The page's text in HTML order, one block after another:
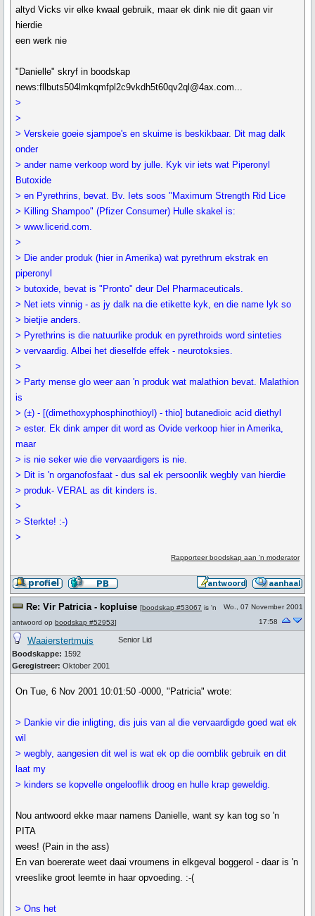
altyd Vicks vir elke kwaal gebruik, maar ek dink nie dit gaan vir
hierdie
een werk nie
"Danielle" skryf in boodskap
news:fllbuts504lmkqmfpl2c9vkdh5t60qv2ql@4ax.com...
>
>
> Verskeie goeie sjampoe's en skuime is beskikbaar. Dit mag dalk
onder
> ander name verkoop word by julle. Kyk vir iets wat Piperonyl
Butoxide
> en Pyrethrins, bevat. Bv. Iets soos "Maximum Strength Rid Lice
> Killing Shampoo" (Pfizer Consumer) Hulle skakel is:
> www.licerid.com.
>
> Die ander produk (hier in Amerika) wat pyrethrum ekstrak en
piperonyl
> butoxide, bevat is "Pronto" deur Del Pharmaceuticals.
> Net iets vinnig - as jy dalk na die etikette kyk, en die name lyk so
> bietjie anders.
> Pyrethrins is die natuurlike produk en pyrethroids word sinteties
> vervaardig. Albei het dieselfde effek - neurotoksies.
>
> Party mense glo weer aan 'n produk wat malathion bevat. Malathion
is
> (±) - [(dimethoxyphosphinothioyl) - thio] butanedioic acid diethyl
> ester. Ek dink amper dit word as Ovide verkoop hier in Amerika,
maar
> is nie seker wie die vervaardigers is nie.
> Dit is 'n organofosfaat - dus sal ek persoonlik wegbly van hierdie
> produk- VERAL as dit kinders is.
>
> Sterkte! :-)
>
Rapporteer boodskap aan 'n moderator
Re: Vir Patricia - kopluise [boodskap #53067 is 'n
antwoord op boodskap #52953]
Wo., 07 November 2001
17:58
Waaierstertmuis
Boodskappe: 1592
Geregistreer: Oktober 2001
Senior Lid
On Tue, 6 Nov 2001 10:01:50 -0000, "Patricia" wrote:
> Dankie vir die inligting, dis juis van al die vervaardigde goed wat ek
wil
> wegbly, aangesien dit wel is wat ek op die oomblik gebruik en dit
laat my
> kinders se kopvelle ongelooflik droog en hulle krap geweldig.
Nou antwoord ekke maar namens Danielle, want sy kan tog so 'n
PITA
wees! (Pain in the ass)
En van boererate weet daai vroumens in elkgeval boggerol - daar is 'n
vreeslike groot leemte in haar opvoeding. :-(
> Ons het